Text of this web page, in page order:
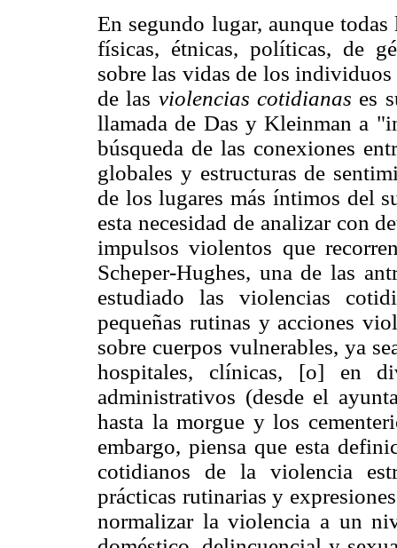
En segundo lugar, aunque
físicas, étnicas, políticas, de
sobre las vidas de los
de las violencias cotidianas es
llamada de Das y Kleinman a
búsqueda de las conexiones
globales y estructuras de
de los lugares más íntimos del
esta necesidad de analizar con
impulsos violentos que
Scheper-Hughes, una de las
estudiado las violencias
pequeñas rutinas y acciones
sobre cuerpos vulnerables, ya
hospitales, clínicas, [o] en
administrativos (desde el
hasta la morgue y los
embargo, piensa que esta
cotidianos de la violencia
prácticas rutinarias y
normalizar la violencia a un